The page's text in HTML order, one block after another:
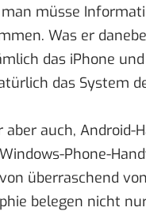
man müsse
Was er
das iPhone
das System
aber auch,
Phone-
überraschend
belegen nicht